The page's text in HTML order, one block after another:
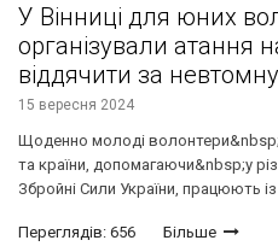
У Вінниці для юних
організували атання
віддячити за
15 вересня 2024
Щоденно молоді
та країни, допомагаючи&nbsp;у
Збройні Сили України, працюють із
Переглядів: 656 Більше